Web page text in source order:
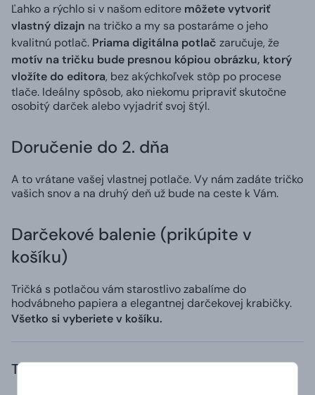
Ľahko a rýchlo si v našom editore môžete vytvoriť
vlastný dizajn na tričko a my sa postaráme o jeho
kvalitnú potlač. Priama digitálna potlač zaručuje, že
motív na tričku bude presnou kópiou obrázku, ktorý
vložíte do editora, bez akýchkoľvek stôp po procese
tlače. Ideálny spôsob, ako niekomu pripraviť skutočne
osobitý darček alebo vyjadriť svoj štýl.
Doručenie do 2. dňa
A to vrátane vašej vlastnej potlače. Vy nám zadáte tričko
vašich snov a na druhý deň už bude na ceste k Vám.
Darčekové balenie (prikúpite v
košíku)
Tričká s potlačou vám starostlivo zabalíme do
hodvábneho papiera a elegantnej darčekovej krabičky.
Všetko si vyberiete v košíku.
Trvanlivosť a zloženie